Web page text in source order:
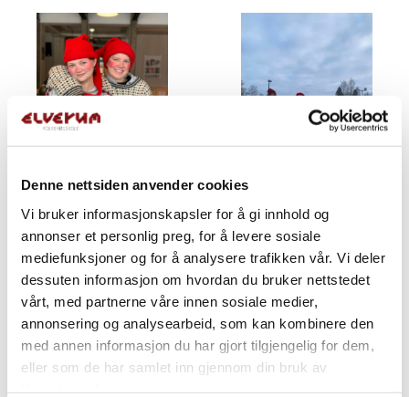
Denne nettsiden anvender cookies
Vi bruker informasjonskapsler for å gi innhold og
annonser et personlig preg, for å levere sosiale
mediefunksjoner og for å analysere trafikken vår. Vi deler
dessuten informasjon om hvordan du bruker nettstedet
vårt, med partnerne våre innen sosiale medier,
annonsering og analysearbeid, som kan kombinere den
med annen informasjon du har gjort tilgjengelig for dem,
eller som de har samlet inn gjennom din bruk av